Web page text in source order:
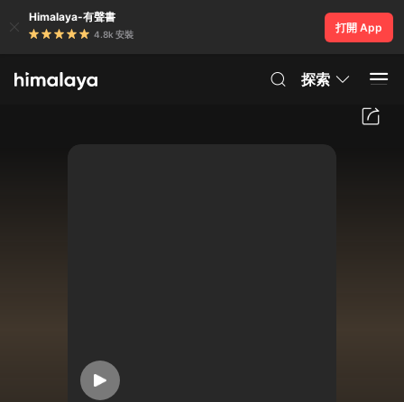
Himalaya-有聲書
4.8k 安裝
打開 App
探索